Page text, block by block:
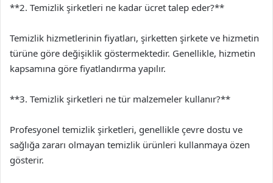
**2. Temizlik şirketleri ne kadar ücret talep eder?**
Temizlik hizmetlerinin fiyatları, şirketten şirkete ve hizmetin
türüne göre değişiklik göstermektedir. Genellikle, hizmetin
kapsamına göre fiyatlandırma yapılır.
**3. Temizlik şirketleri ne tür malzemeler kullanır?**
Profesyonel temizlik şirketleri, genellikle çevre dostu ve
sağlığa zararı olmayan temizlik ürünleri kullanmaya özen
gösterir.